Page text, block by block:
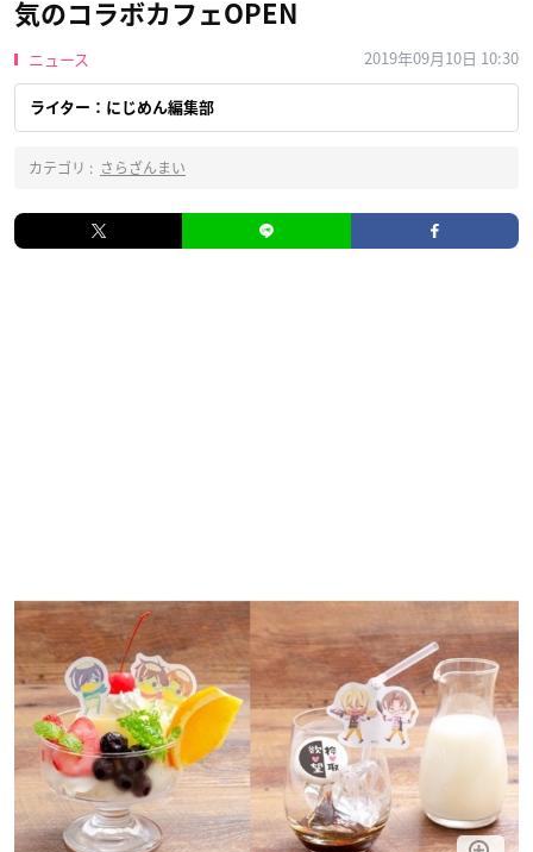
気のコラボカフェOPEN
ニュース 2019年09月10日 10:30
ライター：にじめん編集部
カテゴリ : さらざんまい